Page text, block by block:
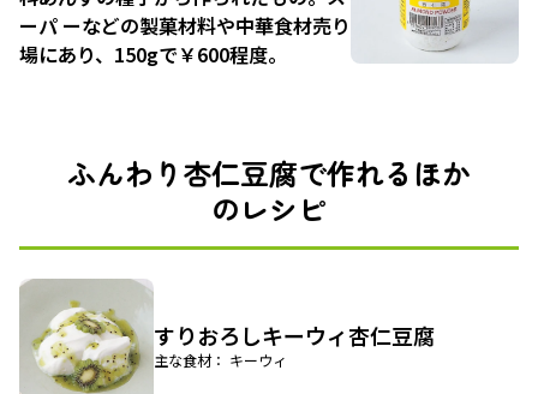
ーパ ーなどの製菓材料や中華食材売り
場にあり、150gで￥600程度。
ふんわり杏仁豆腐で作れるほか
のレシピ
すりおろしキーウィ杏仁豆腐
主な食材： キーウィ